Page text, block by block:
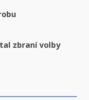
zbraní volby